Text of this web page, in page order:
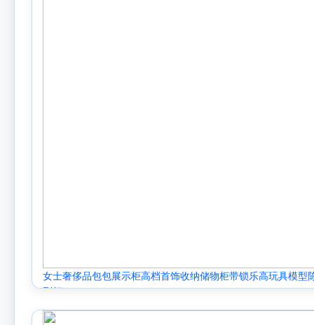
女士奢侈品包包展示柜高档首饰收纳储物柜带锁乐高玩具模型
列柜